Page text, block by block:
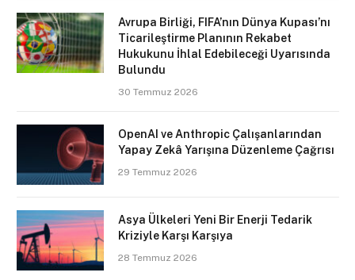
Avrupa Birliği, FIFA’nın Dünya Kupası’nı
Ticarileştirme Planının Rekabet
Hukukunu İhlal Edebileceği Uyarısında
Bulundu
30 Temmuz 2026
OpenAI ve Anthropic Çalışanlarından
Yapay Zekâ Yarışına Düzenleme Çağrısı
29 Temmuz 2026
Asya Ülkeleri Yeni Bir Enerji Tedarik
Kriziyle Karşı Karşıya
28 Temmuz 2026